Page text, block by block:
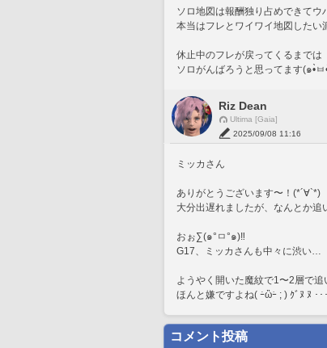
ソロ地図は報酬独り占めできてウ
本当はフレとワイワイ地図したい
休止中のフレが戻ってくるまでは
Riz Dean
Ultima [Gaia]
2025/09/08 11:16
ミッカさん
ありがとうございます〜！(*´∀`*)
大分出遅れましたが、なんとか追
おぉ∑(๑°ㅁ°๑)‼
G17、ミッカさんも中々に渋い…
ようやく開いた魔紋で1〜2層で追
ほんと嫌ですよね( ｰ̀ὢｰ́ ; ) ｸﾞﾇ ﾇ ･･･
コメント投稿